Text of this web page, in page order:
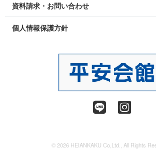
資料請求・お問い合わせ
個人情報保護方針
© 2026 HEIANKAKU Co,Ltd., All Rights